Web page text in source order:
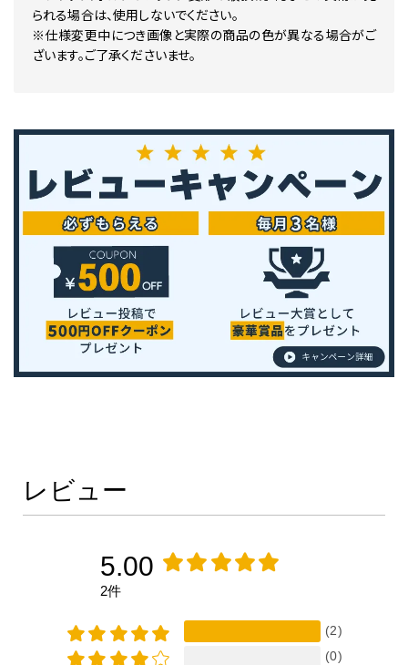
られる場合は、使用しないでください。
※仕様変更中につき画像と実際の商品の色が異なる場合がご
ざいます。ご了承くださいませ。
レビュー
5.00
2件
(2)
(0)